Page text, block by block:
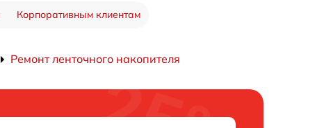
Корпоративным клиентам
Ремонт ленточного накопителя